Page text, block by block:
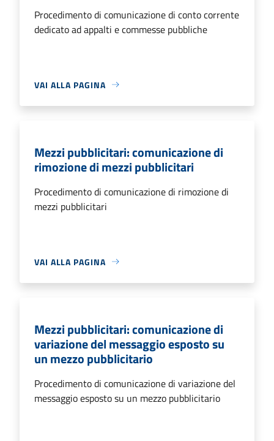
Procedimento di comunicazione di conto corrente
dedicato ad appalti e commesse pubbliche
VAI ALLA PAGINA
Mezzi pubblicitari: comunicazione di
rimozione di mezzi pubblicitari
Procedimento di comunicazione di rimozione di
mezzi pubblicitari
VAI ALLA PAGINA
Mezzi pubblicitari: comunicazione di
variazione del messaggio esposto su
un mezzo pubblicitario
Procedimento di comunicazione di variazione del
messaggio esposto su un mezzo pubblicitario